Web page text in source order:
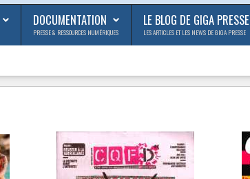
DOCUMENTATION
PRESSE & RESSOURCES NUMÉRIQUES
LE BLOG DE GIGA PRESSE
LES ARTICLES ET LES NEWS DE GIGA PRESSE